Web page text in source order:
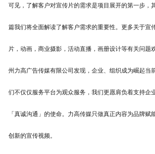
可见，了解客户对宣传片的需求是项目展开的第一步，
篇我们将全面解读了解客户需求的重要性。更多关于宣
片，动画，商业摄影，活动直播，画册设计等有关问题
州力高广告传媒有限公司发现，企业、组织成为崛起当
们不仅仅服务平台为观众服务，我们更愿肩负着支持企
「真诚沟通」的使命。力高传媒只做真正内容为品牌赋
创新的宣传视频。